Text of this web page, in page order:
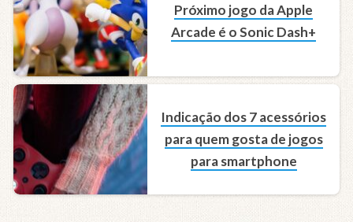
Próximo jogo da Apple
Arcade é o Sonic Dash+
Indicação dos 7 acessórios
para quem gosta de jogos
para smartphone